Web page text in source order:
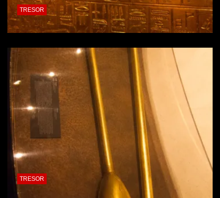
TRESOR
TRESOR